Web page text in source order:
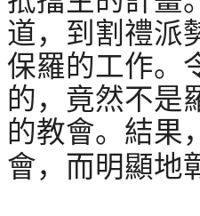
道，到割禮派
保羅的工作。
的，竟然不是
的教會。結果
會，而明顯地